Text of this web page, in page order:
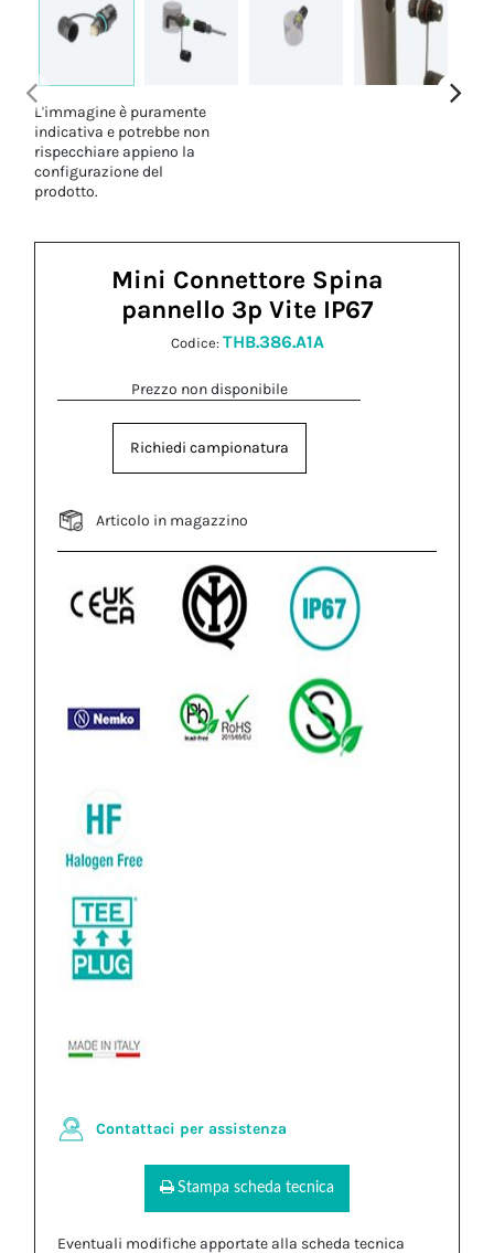
L'immagine è puramente
indicativa e potrebbe non
rispecchiare appieno la
configurazione del
prodotto.
Mini Connettore Spina
pannello 3p Vite IP67
Codice: THB.386.A1A
Prezzo non disponibile
Richiedi campionatura
Articolo in magazzino
Contattaci per assistenza
Stampa scheda tecnica
Eventuali modifiche apportate alla scheda tecnica